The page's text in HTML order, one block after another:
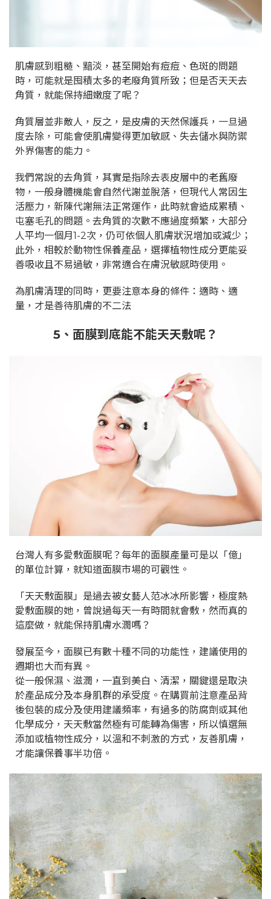
肌膚感到粗糙、黯淡，甚至開始有痘痘、色斑的問題
時，可能就是囤積太多的老廢角質所致；但是否天天去
角質，就能保持細嫩度了呢？
角質層並非敵人，反之，是皮膚的天然保護兵，一旦過
度去除，可能會使肌膚變得更加敏感、失去儲水與防禦
外界傷害的能力。
我們常說的去角質，其實是指除去表皮層中的老舊廢
物，一般身體機能會自然代謝並脫落，但現代人常因生
活壓力，新陳代謝無法正常運作，此時就會造成累積、
屯塞毛孔的問題。去角質的次數不應過度頻繁，大部分
人平均一個月1-2次，仍可依個人肌膚狀況增加或減少；
此外，相較於動物性保養產品，選擇植物性成分更能妥
善吸收且不易過敏，非常適合在膚況敏感時使用。
為肌膚清理的同時，更要注意本身的條件：適時、適
量，才是善待肌膚的不二法
5 、面膜到底能不能天天敷呢？
台灣人有多愛敷面膜呢？每年的面膜產量可是以「億」
的單位計算，就知道面膜市場的可觀性。
「天天敷面膜」是過去被女藝人范冰冰所影響，極度熱
愛敷面膜的她，曾說過每天一有時間就會敷，然而真的
這麼做，就能保持肌膚水潤嗎？
發展至今，面膜已有數十種不同的功能性，建議使用的
週期也大而有異。
從一般保濕、滋潤，一直到美白、清潔，關鍵還是取決
於產品成分及本身肌群的承受度。在購買前注意產品背
後包裝的成分及使用建議頻率，有過多的防腐劑或其他
化學成分，天天敷當然極有可能轉為傷害，所以慎選無
添加或植物性成分，以溫和不刺激的方式，友善肌膚，
才能讓保養事半功倍。